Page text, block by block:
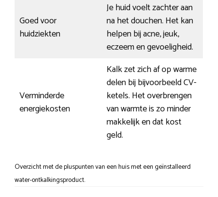
Goed voor
huidziekten
Je huid voelt zachter aan
na het douchen. Het kan
helpen bij acne, jeuk,
eczeem en gevoeligheid.
Verminderde
energiekosten
Kalk zet zich af op warme
delen bij bijvoorbeeld CV-
ketels. Het overbrengen
van warmte is zo minder
makkelijk en dat kost
geld.
Overzicht met de pluspunten van een huis met een geïnstalleerd
water-ontkalkingsproduct.